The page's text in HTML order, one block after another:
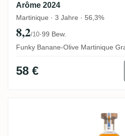
Arôme 2024
Martinique · 3 Jahre · 56,3%
8,2/10·99 Bew.
Funky Banane-Olive Martinique
58 €
Swell de Spirits T.D.L